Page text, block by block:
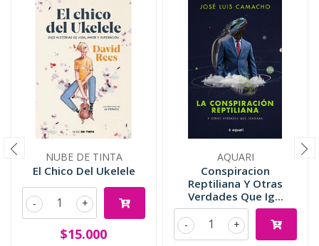
NUBE DE TINTA
El Chico Del Ukelele
+
-
$15.000
AQUARI
Conspiracion
Reptiliana Y Otras
Verdades Que Ig...
+
-